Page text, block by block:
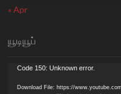
« Apr
யூடியூப்
Video
Code 150: Unknown error.
Download File: https://